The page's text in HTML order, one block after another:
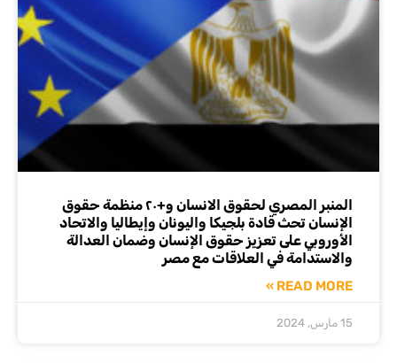
المنبر المصري لحقوق الانسان و+٢٠ منظمة حقوق
الإنسان تحث قادة بلجيكا واليونان وإيطاليا والاتحاد
الأوروبي على تعزيز حقوق الإنسان وضمان العدالة
والاستدامة في العلاقات مع مصر
READ MORE »
15 مارس, 2024